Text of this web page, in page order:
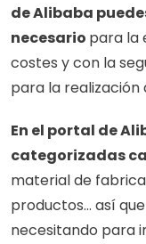
de Alibaba
necesario para la
costes y con la
para la realización
En el portal de
categorizadas
material de
productos… así
necesitando para